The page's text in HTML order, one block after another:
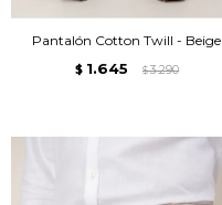
Pantalón Cotton Twill - Beige
$ 1.645 $ 3.290